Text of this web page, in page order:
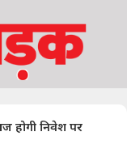
होगी निवेश पर